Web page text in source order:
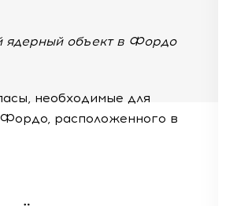
ядерный объект в Фордо
необходимые для
расположенного в